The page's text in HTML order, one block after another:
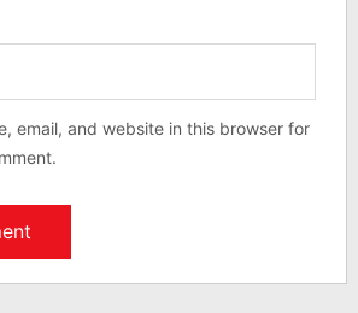
email, and website in this browser for